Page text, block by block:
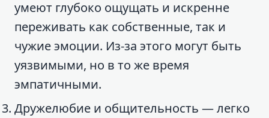
умеют глубоко ощущать и искренне
переживать как собственные, так и
чужие эмоции. Из-за этого могут быть
уязвимыми, но в то же время
эмпатичными.
Дружелюбие и общительность — легко